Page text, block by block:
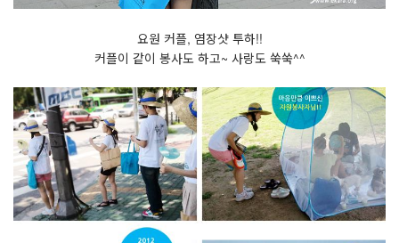
요원 커플, 염장샷 투하!!
커플이 같이 봉사도 하고~ 사랑도 쑥쑥^^